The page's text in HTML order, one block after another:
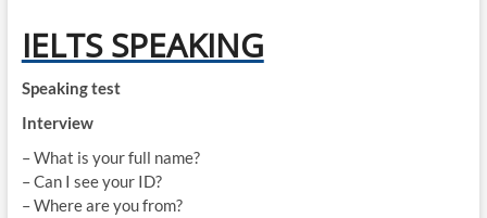
IELTS SPEAKING
Speaking test
Interview
– What is your full name?
– Can I see your ID?
– Where are you from?